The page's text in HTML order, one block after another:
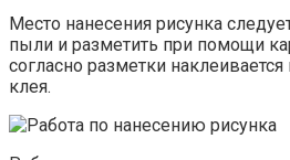
Место нанесения рисунка
пыли и разметить при помощи
согласно разметки
клея.